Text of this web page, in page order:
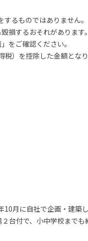
るものではありません。
損するおそれがあります。
をご確認ください。
）を控除した金額となり
月に自社で企画・建築
台付で、小中学校まで